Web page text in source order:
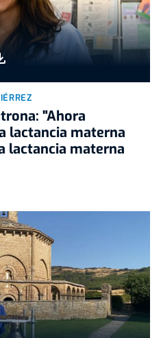
"Ahora
lactancia materna
lactancia materna